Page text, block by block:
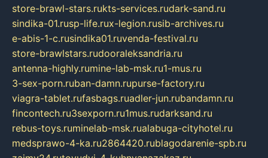
store-brawl-stars.rukts-services.rudark-sand.ru
sindika-01.rusp-life.rux-legion.rusib-archives.ru
e-abis-1-c.rusindika01.ruvenda-festival.ru
store-brawlstars.rudooraleksandria.ru
antenna-highly.rumine-lab-msk.ru1-mus.ru
3-sex-porn.ruban-damn.rupurse-factory.ru
viagra-tablet.rufasbags.ruadler-jun.rubandamn.ru
fincontech.ru3sexporn.ru1mus.rudarksand.ru
rebus-toys.ruminelab-msk.rualabuga-cityhotel.ru
medsprawo-4-ka.ru2864420.rublagodarenie-spb.ru